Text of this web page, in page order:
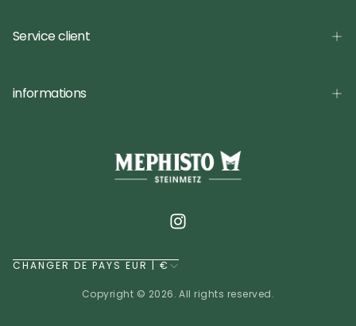
Service client
informations
CHANGER DE PAYS EUR | €
Copyright © 2026. All rights reserved.